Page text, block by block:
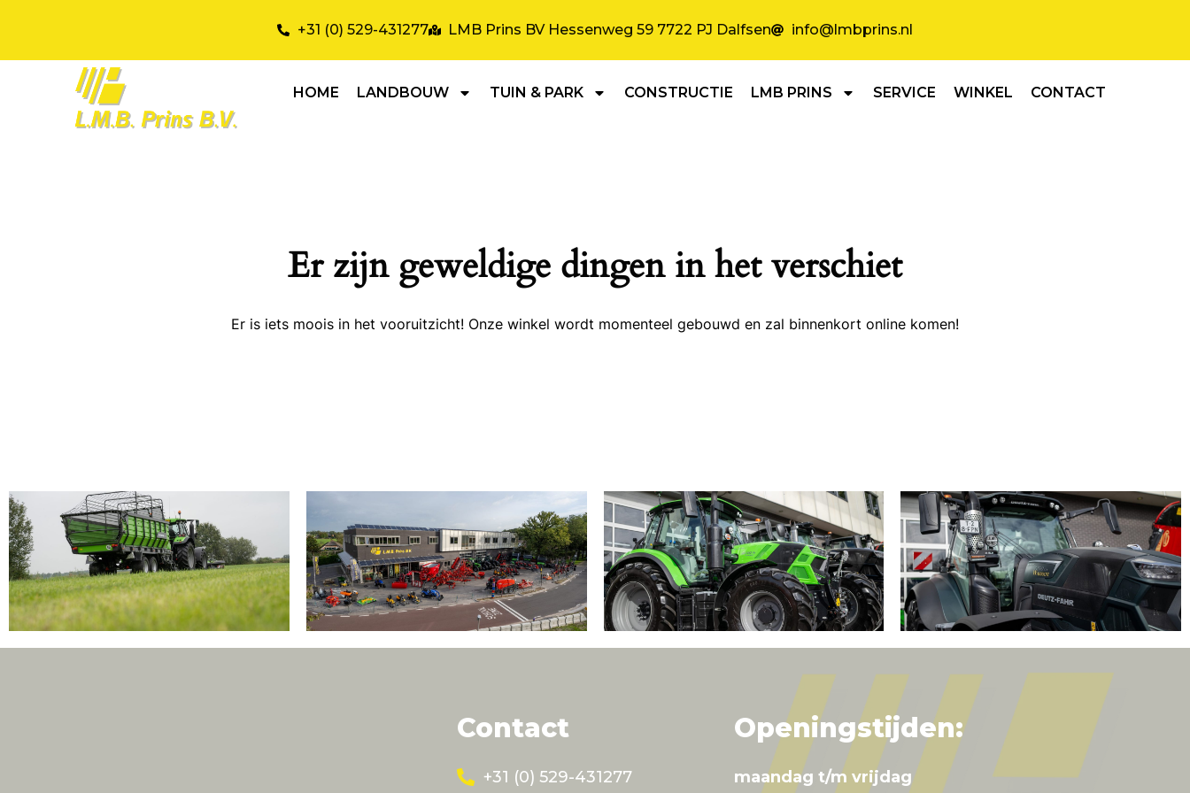
+31 (0) 529-431277 LMB Prins BV Hessenweg 59 7722 PJ Dalfsen info@lmbprins.nl
HOME LANDBOUW TUIN & PARK CONSTRUCTIE LMB PRINS SERVICE WINKEL CONTACT
Er zijn geweldige dingen in het verschiet
Er is iets moois in het vooruitzicht! Onze winkel wordt momenteel gebouwd en zal binnenkort online komen!
Contact
+31 (0) 529-431277
Openingstijden:
maandag t/m vrijdag